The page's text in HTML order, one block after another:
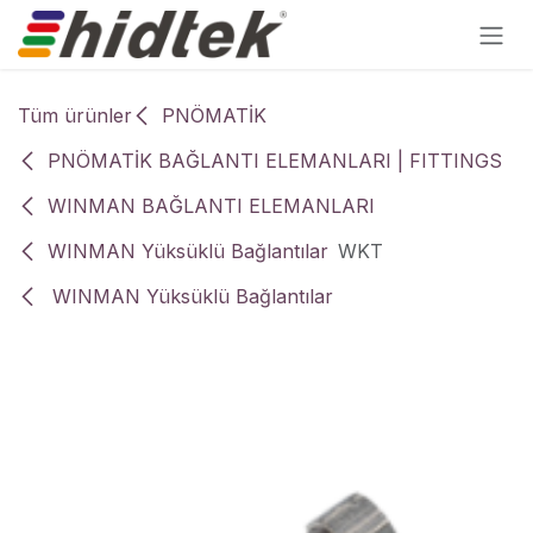
İçereği Atla
Tüm ürünler
PNÖMATİK
PNÖMATİK BAĞLANTI ELEMANLARI | FITTINGS
WINMAN BAĞLANTI ELEMANLARI
WINMAN Yüksüklü Bağlantılar WKT
WINMAN Yüksüklü Bağlantılar